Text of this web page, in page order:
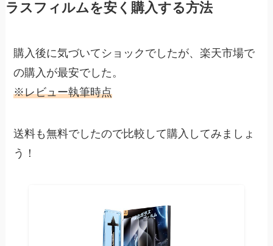
ラスフィルムを安く購入する方法
購入後に気づいてショックでしたが、楽天市場で
の購入が最安でした。
※レビュー執筆時点
送料も無料でしたので比較して購入してみましょ
う！